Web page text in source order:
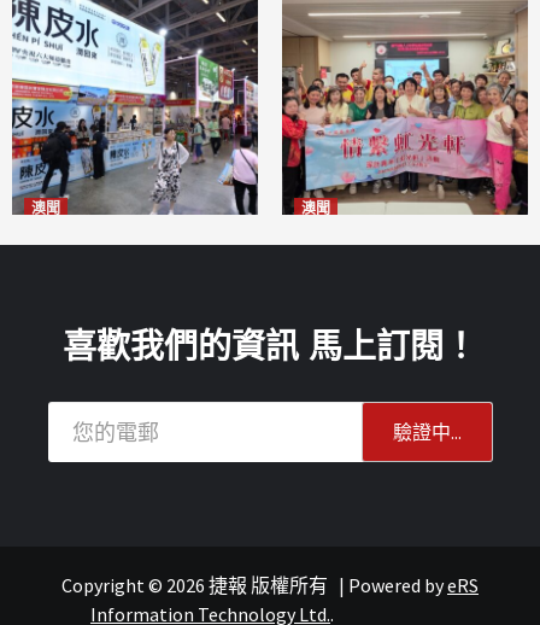
澳聞 澳聞
文化
喜歡我們的資訊 馬上訂閱！
Copyright © 2026 捷報 版權所有 | Powered byeRS
Information Technology Ltd..